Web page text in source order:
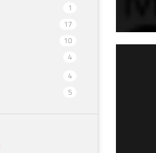
1
17
10
4
4
5